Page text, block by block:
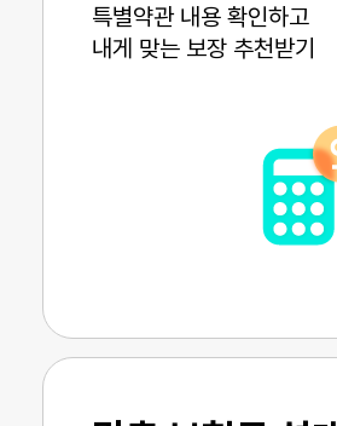
특별약관 내용 확인하고
내게 맞는 보장 추천받기